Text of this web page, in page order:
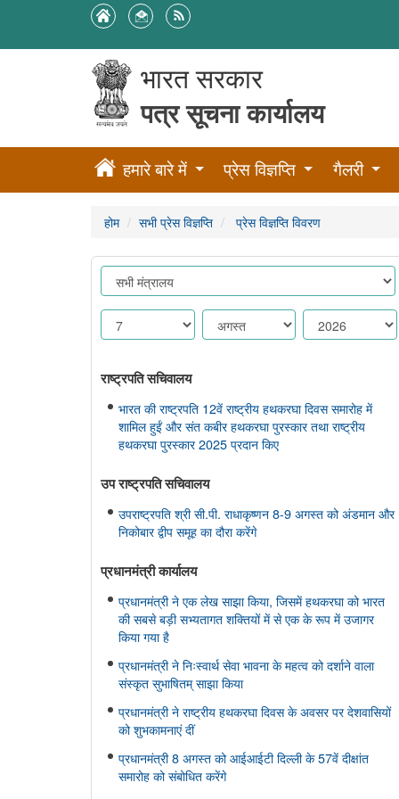
भारत सरकार
पत्र सूचना कार्यालय
हमारे बारे में प्रेस विज्ञप्ति गैलरी
होम सभी प्रेस विज्ञप्ति प्रेस विज्ञप्ति विवरण
राष्ट्रपति सचिवालय
भारत की राष्ट्रपति 12वें राष्ट्रीय हथकरघा दिवस समारोह में
शामिल हुईं और संत कबीर हथकरघा पुरस्कार तथा राष्ट्रीय
हथकरघा पुरस्कार 2025 प्रदान किए
उप राष्ट्रपति सचिवालय
उपराष्ट्रपति श्री सी.पी. राधाकृष्णन 8-9 अगस्त को अंडमान और
निकोबार द्वीप समूह का दौरा करेंगे
प्रधानमंत्री कार्यालय
प्रधानमंत्री ने एक लेख साझा किया, जिसमें हथकरघा को भारत
की सबसे बड़ी सभ्यतागत शक्तियों में से एक के रूप में उजागर
किया गया है
प्रधानमंत्री ने निःस्वार्थ सेवा भावना के महत्व को दर्शाने वाला
संस्कृत सुभाषितम् साझा किया
प्रधानमंत्री ने राष्ट्रीय हथकरघा दिवस के अवसर पर देशवासियों
को शुभकामनाएं दीं
प्रधानमंत्री 8 अगस्त को आईआईटी दिल्ली के 57वें दीक्षांत
समारोह को संबोधित करेंगे